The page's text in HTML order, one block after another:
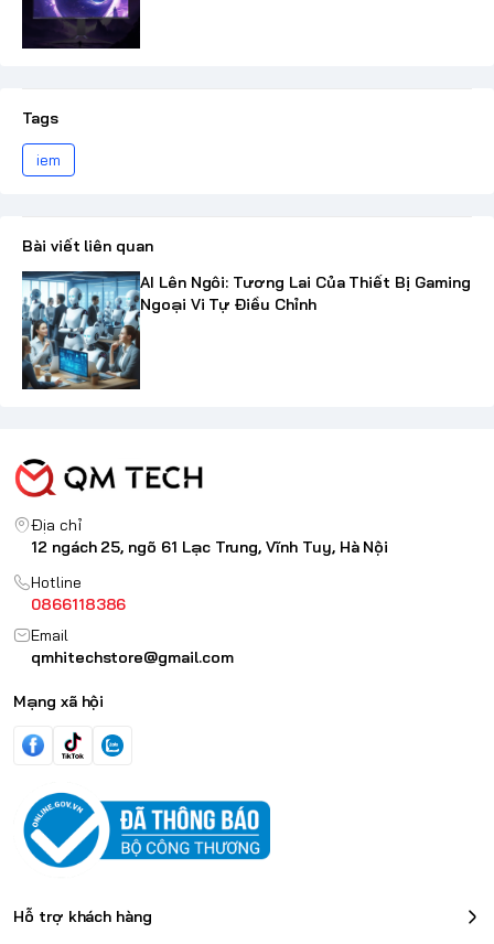
Tags
iem
Bài viết liên quan
AI Lên Ngôi: Tương Lai Của Thiết Bị Gaming
Ngoại Vi Tự Điều Chỉnh
Địa chỉ
12 ngách 25, ngõ 61 Lạc Trung, Vĩnh Tuy, Hà Nội
Hotline
0866118386
Email
qmhitechstore@gmail.com
Mạng xã hội
Hỗ trợ khách hàng